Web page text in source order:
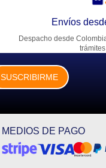
Envíos
Despacho desde
SUSCRIBIRME
MEDIOS DE PAGO